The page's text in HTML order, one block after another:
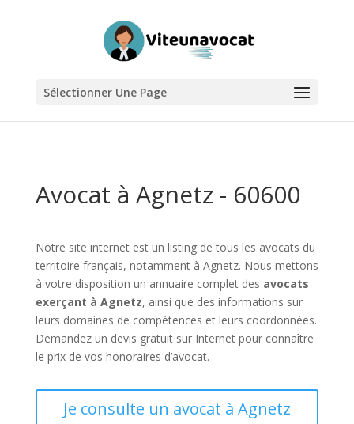
Sélectionner Une Page
Avocat à Agnetz - 60600
Notre site internet est un listing de tous les avocats du
territoire français, notamment à Agnetz. Nous mettons
à votre disposition un annuaire complet des avocats
exerçant à Agnetz, ainsi que des informations sur
leurs domaines de compétences et leurs coordonnées.
Demandez un devis gratuit sur Internet pour connaître
le prix de vos honoraires d’avocat.
Je consulte un avocat à Agnetz